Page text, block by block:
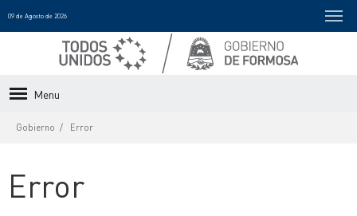
09 de Agosto de 2026
Menu
Gobierno Error
Error